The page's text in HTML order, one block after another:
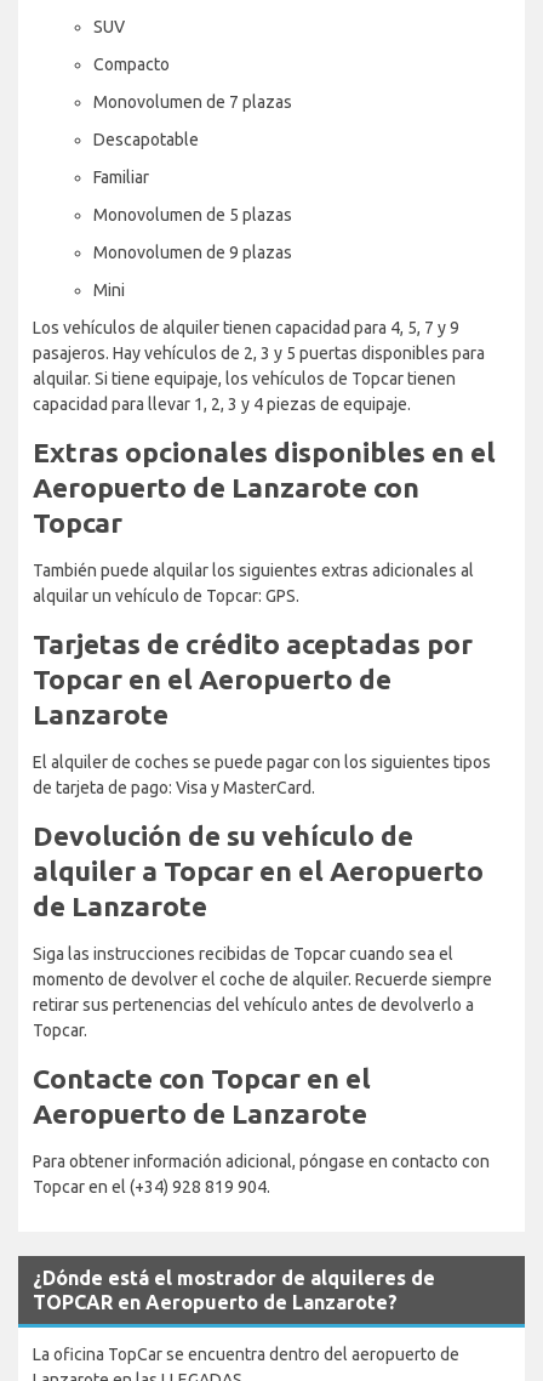
SUV
Compacto
Monovolumen de 7 plazas
Descapotable
Familiar
Monovolumen de 5 plazas
Monovolumen de 9 plazas
Mini
Los vehículos de alquiler tienen capacidad para 4, 5, 7 y 9
pasajeros. Hay vehículos de 2, 3 y 5 puertas disponibles para
alquilar. Si tiene equipaje, los vehículos de Topcar tienen
capacidad para llevar 1, 2, 3 y 4 piezas de equipaje.
Extras opcionales disponibles en el
Aeropuerto de Lanzarote con
Topcar
También puede alquilar los siguientes extras adicionales al
alquilar un vehículo de Topcar: GPS.
Tarjetas de crédito aceptadas por
Topcar en el Aeropuerto de
Lanzarote
El alquiler de coches se puede pagar con los siguientes tipos
de tarjeta de pago: Visa y MasterCard.
Devolución de su vehículo de
alquiler a Topcar en el Aeropuerto
de Lanzarote
Siga las instrucciones recibidas de Topcar cuando sea el
momento de devolver el coche de alquiler. Recuerde siempre
retirar sus pertenencias del vehículo antes de devolverlo a
Topcar.
Contacte con Topcar en el
Aeropuerto de Lanzarote
Para obtener información adicional, póngase en contacto con
Topcar en el (+34) 928 819 904.
¿Dónde está el mostrador de alquileres de
TOPCAR en Aeropuerto de Lanzarote?
La oficina TopCar se encuentra dentro del aeropuerto de